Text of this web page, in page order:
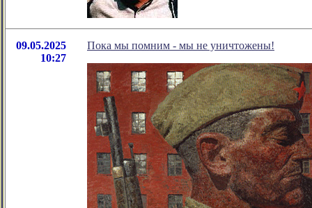
09.05.2025
10:27
Пока мы помним - мы не уничтожены!